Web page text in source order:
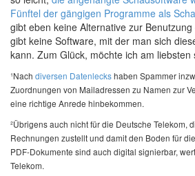
Fünftel der gängigen Programme als
gibt eben keine Alternative zur
gibt keine Software, mit der man sich
kann. Zum Glück, möchte ich am
¹Nach diversen Datenleckshaben Spammer
Zuordnungen von Mailadressen zu Namen zur
eine richtige Anrede hinbekommen.
²Übrigens auch nicht für die Deutsche Telekom,
Rechnungen zustellt und damit den Boden für
PDF-Dokumente sind auch digital signierbar,
Telekom.